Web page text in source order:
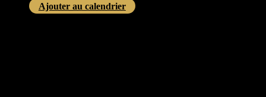
Ajouter au calendrier